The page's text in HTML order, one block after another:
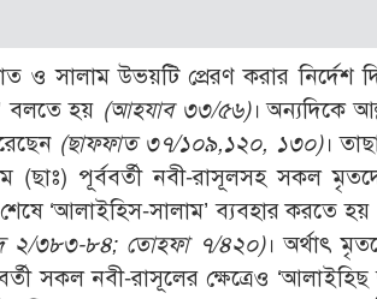
সাময়িক প্রসঙ্গ
মহিলা অঙ্গন
আরও
পরকাল
তারবিয়াত
আরও
ও সালাম উভয়টি প্রেরণ করার নির্দেশ
বলতে হয় (আহযাব ৩৩/৫৬)। অন্যদিকে
(ছাফফাত ৩৭/১০৯,১২০, ১৩০)।
(ছাঃ) পূর্ববর্তী নবী-রাসূলসহ সকল
‘আলাইহিস-সালাম’ ব্যবহার করতে হয়
২/৩৮৩-৮৪; তোহফা ৭/৪২০)। অর্থাৎ
সকল নবী-রাসূলের ক্ষেত্রেও